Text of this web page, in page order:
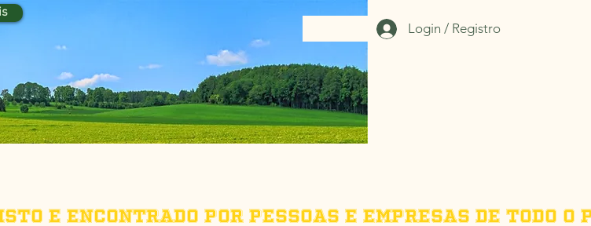
Login / Registro
e encontrado por pessoas e empresas de todo o